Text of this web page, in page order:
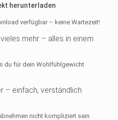
herunterladen
verfügbar – keine Wartezeit!
mehr – alles in einem
du für dein Wohlfühlgewicht
– einfach, verständlich
nicht kompliziert sein